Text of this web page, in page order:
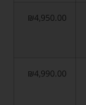
₪4,950.00
₪4,990.00